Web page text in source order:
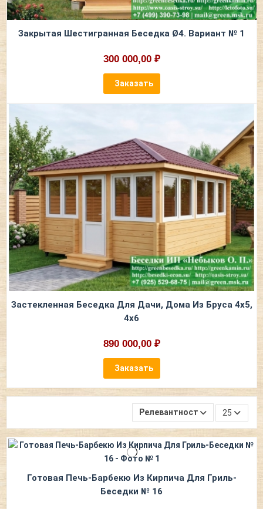
Закрытая Шестигранная Беседка Ø4. Вариант № 1
300 000,00 ₽
Заказать
Застекленная Беседка Для Дачи, Дома Из Бруса 4х5,
4х6
890 000,00 ₽
Заказать
Релевантность 25
Готовая Печь-Барбекю Из Кирпича Для Гриль-
Беседки № 16